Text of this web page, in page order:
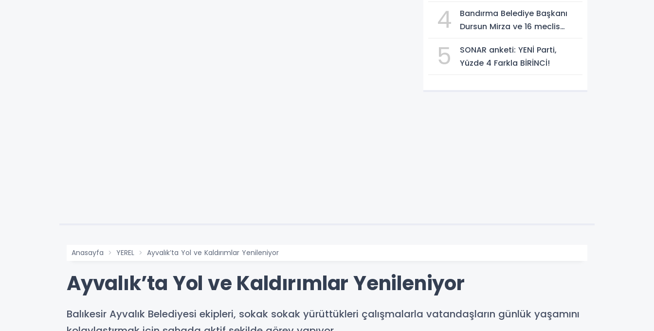
4
Bandırma Belediye Başkanı
Dursun Mirza ve 16 meclis
geçti!
5
SONAR anketi: YENİ Parti,
Yüzde 4 Farkla BİRİNCİ!
Anasayfa YEREL Ayvalık’ta Yol ve Kaldırımlar Yenileniyor
Ayvalık’ta Yol ve Kaldırımlar Yenileniyor
Balıkesir Ayvalık Belediyesi ekipleri, sokak sokak yürüttükleri çalışmalarla vatandaşların günlük yaşamını